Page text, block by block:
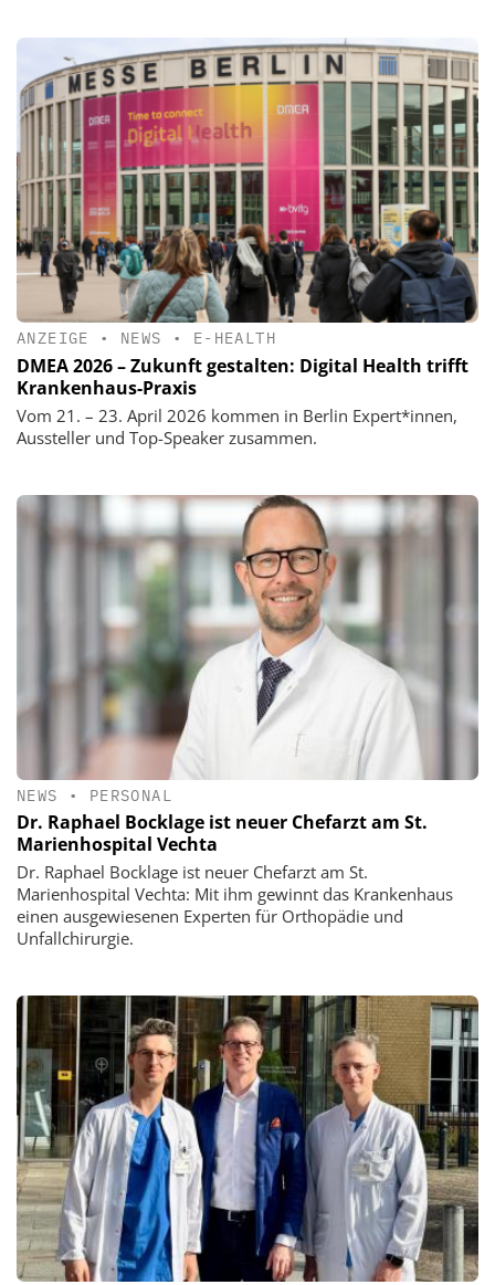
ANZEIGE • NEWS • E-HEALTH
DMEA 2026 – Zukunft gestalten: Digital Health trifft
Krankenhaus-Praxis
Vom 21. – 23. April 2026 kommen in Berlin Expert*innen,
Aussteller und Top-Speaker zusammen.
NEWS • PERSONAL
Dr. Raphael Bocklage ist neuer Chefarzt am St.
Marienhospital Vechta
Dr. Raphael Bocklage ist neuer Chefarzt am St.
Marienhospital Vechta: Mit ihm gewinnt das Krankenhaus
einen ausgewiesenen Experten für Orthopädie und
Unfallchirurgie.